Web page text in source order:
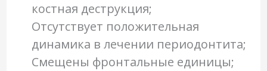
костная деструкция;
Отсутствует положительная
динамика в лечении периодонтита;
Смещены фронтальные единицы;